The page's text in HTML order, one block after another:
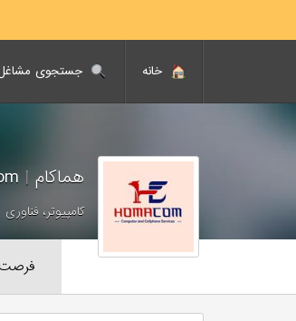
خانه جستجوی
هماکام |
کامپیوتر،